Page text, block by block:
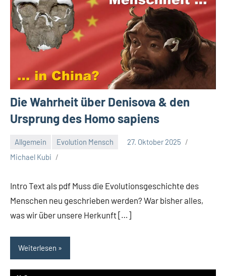
Die Wahrheit über Denisova & den
Ursprung des Homo sapiens
Allgemein Evolution Mensch
27. Oktober 2025
Michael Kubi
Intro Text als pdf Muss die Evolutionsgeschichte des
Menschen neu geschrieben werden? War bisher alles,
was wir über unsere Herkunft […]
Weiterlesen